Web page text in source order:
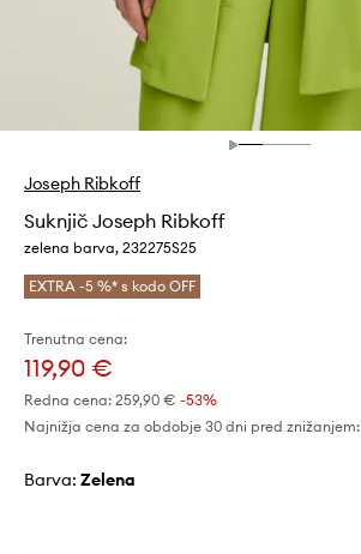
Joseph Ribkoff
Suknjič Joseph Ribkoff
zelena barva, 232275S25
EXTRA -5 %* s kodo OFF
Trenutna cena:
119,90 €
Redna cena: 259,90 € -53%
Najnižja cena za obdobje 30 dni pred znižanjem:
Barva: zelena